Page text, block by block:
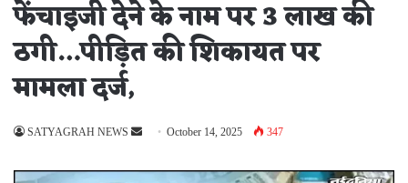
फेंचाइजी देने के नाम पर 3 लाख की
ठगी…पीड़ित की शिकायत पर
मामला दर्ज,
SATYAGRAH NEWS
Send
email
October 14, 2025 347